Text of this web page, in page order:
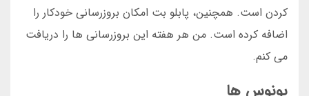
کردن است. همچنین، پابلو بت امکان بروزرسانی خودکار را
اضافه کرده است. من هر هفته این بروزرسانی ها را دریافت
می کنم.
بونوس ها